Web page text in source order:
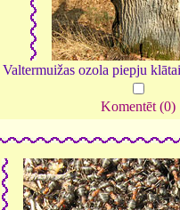
Valtermuižas ozola piepju
Komentēt (0)